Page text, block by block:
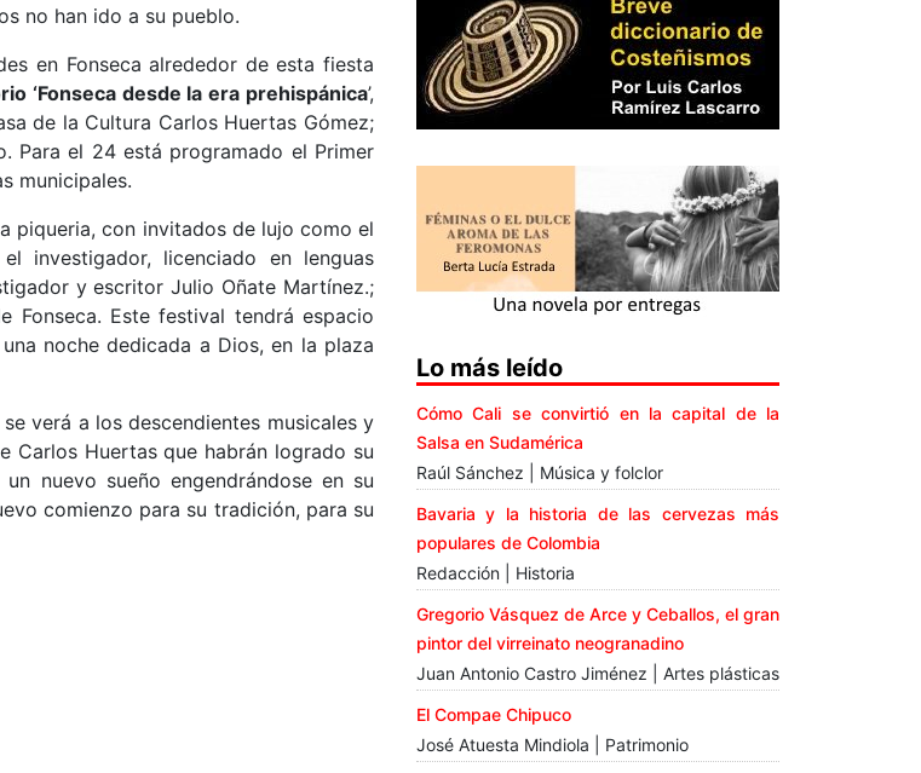
no han ido a su pueblo.
en Fonseca alrededor de esta fiesta
‘Fonseca desde la era prehispánica’,
de la Cultura Carlos Huertas Gómez;
Para el 24 está programado el Primer
municipales.
piqueria, con invitados de lujo como el
investigador, licenciado en lenguas
y escritor Julio Oñate Martínez.;
Fonseca. Este festival tendrá espacio
noche dedicada a Dios, en la plaza
verá a los descendientes musicales y
Carlos Huertas que habrán logrado su
nuevo sueño engendrándose en su
comienzo para su tradición, para su
Lo más leído
Cómo Cali se convirtió en la capital de la
Salsa en Sudamérica
Raúl Sánchez | Música y folclor
Bavaria y la historia de las cervezas más
populares de Colombia
Redacción | Historia
Gregorio Vásquez de Arce y Ceballos, el gran
pintor del virreinato neogranadino
Juan Antonio Castro Jiménez | Artes plásticas
El Compae Chipuco
José Atuesta Mindiola | Patrimonio